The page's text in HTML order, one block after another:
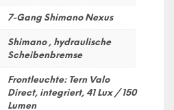
7-Gang Shimano Nexus
Shimano , hydraulische
Scheibenbremse
Frontleuchte: Tern Valo
Direct, integriert, 41 Lux / 150
Lumen